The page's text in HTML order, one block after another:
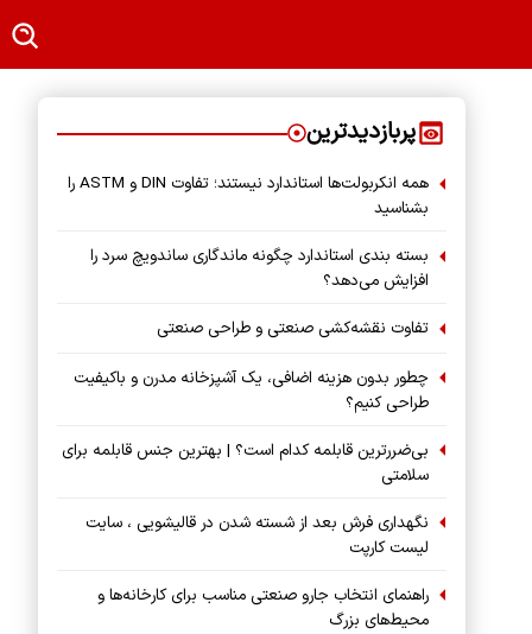
پربازدیدترین
همه انکربولت‌ها استاندارد نیستند؛ تفاوت DIN و ASTM را
بشناسید
بسته‌ بندی استاندارد چگونه ماندگاری ساندویچ سرد را
افزایش می‌دهد؟
تفاوت نقشه‌کشی صنعتی و طراحی صنعتی
چطور بدون هزینه اضافی، یک آشپزخانه مدرن و باکیفیت
طراحی کنیم؟
بی‌ضررترین قابلمه کدام است؟ | بهترین جنس قابلمه برای
سلامتی
نگهداری فرش بعد از شسته شدن در قالیشویی ، سایت
لیست کارپت
راهنمای انتخاب جارو صنعتی مناسب برای کارخانه‌ها و
محیط‌های بزرگ